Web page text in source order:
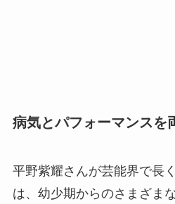
病気とパフォーマンスを
平野紫耀さんが芸能界で長
は、幼少期からのさまざま